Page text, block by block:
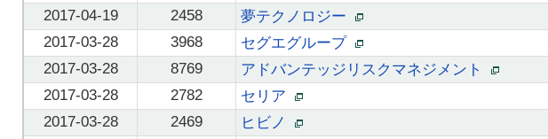
2017-04-19
2458 夢テクノロジー
2017-03-28
3968 セグエグループ
2017-03-28
8769 アドバンテッジリスクマネジメント
2017-03-28
2782 セリア
2017-03-28
2469 ヒビノ